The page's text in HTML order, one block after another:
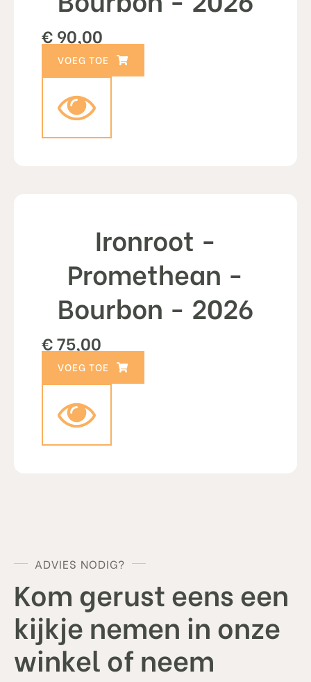
€ 90,00
Ironroot -
Promethean -
Bourbon - 2026
€75,00
ADVIES NODIG?
Kom gerust eens een
kijkje nemen in onze
winkel of neem